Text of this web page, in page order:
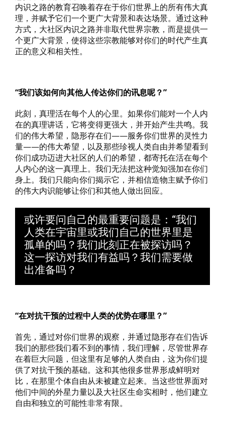
内识之路的教育召唤着存在于你们世界上的所有伟大真
理，并赋予它们一个更广大背景和表达场景。通过这种
方式，大社区内识之路并非取代世界宗教，而是提供一
个更广大背景，使得这些宗教能够对你们的时代产生真
正的意义和相关性。
“我们该如何向其他人传达你们的讯息呢？”
此刻，真理活在每个人的心里。如果你们能对一个人内
在的真理讲话，它将变得更强大，并开始产生共鸣。我
们的伟大希望，隐形存在们——服务你们世界的灵性力
量——的伟大希望，以及那些珍视人类自由并希望看到
你们成功迈进大社区的人们的希望，都寄托在活在每个
人内心的这一真理上。我们无法把这种觉知强加在你们
身上。我们只能向你们揭示它，并相信造物主赋予你们
的伟大内识能够让你们和其他人做出回应。
或许要问自己的最重要问题是：“我们
人类在宇宙里或我们自己的世界里是
孤单的吗？我们此刻正在被探访吗？
这一探访对我们有益吗？我们需要做
出准备吗？
“在对抗干预的过程中人类的优势在哪里？”
首先，通过对你们世界的观察，并通过隐形存在们告诉
我们的那些我们看不到的事情，我们理解，尽管世界存
在着巨大问题，但这里有足够的人类自由，这为你们提
供了对抗干预的基础。这和其他很多世界形成鲜明对
比，在那里个体自由从未被建立起来。当这些世界面对
他们中间的外星力量以及大社区生命实相时，他们建立
自由和独立的可能性非常有限。